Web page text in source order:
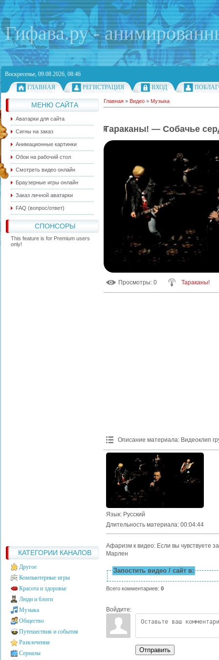
Гифава.ру -
Воскресенье, 09.08.2026, 08:46
ГЛАВНАЯ
РЕГИСТРАЦИЯ ВХОД
МЕНЮ САЙТА
Аватарки для сайта
Сигны на заказ
Анимационные картинки
Обои на рабочий стол
Смотреть видео онлайн
Браузерные игры онлайн
Заказ личной аватарки
FAQ (вопрос/ответ)
СПОНСОРЫ
This feature is for Premium users
only!
КАТЕГОРИИ КАНАЛОВ
Другое
Компьютерные игры
Красота и здоровье
Люди и блоги
Музыка
Общество
Путешествия и события
Развлечения
Сериалы
Главная » Видео » Музыка
Тараканы! — Собачье
Просмотры: 0 Тараканы!
Описание материала: Видеоклип
Язык: Русский
Длительность материала: 00:04:44
Афаризм к видео: Если вы чувствуете
Марлен
Запостить видео / сайт в:
Всего комментариев: 0
Войдите:
Отправить